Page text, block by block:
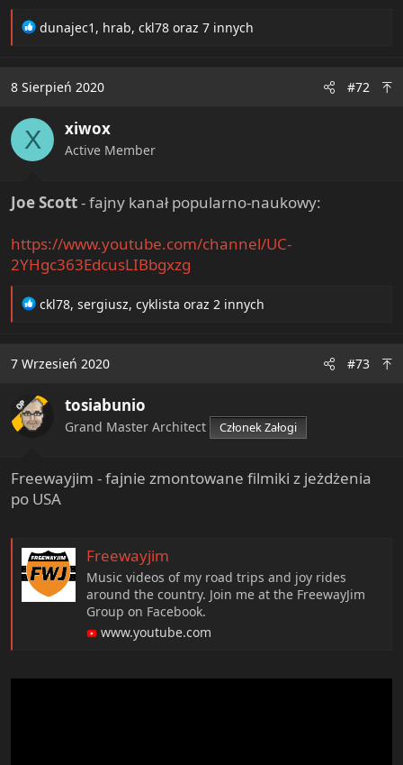
R
t
o
n
s
dunajec1 , hrab, ckl78 oraz 7 innych
8 Sierpień 2020 #72
X xiwox
Active Member
Joe Scott- fajny kanał popularno-naukowy:
https://www.youtube.com/channel/UC-
2YHgc363EdcusLIBbgxzg
R
t
o
n
ckl78, sergiusz, cyklista oraz 2 innych
7 Wrzesień 2020 #73
OP tosiabunio
Grand Master Architect Członek Załogi
Freewayjim - fajnie zmontowane filmiki z jeżdżenia
po USA
Freewayjim
Music videos of my road trips and joy rides
around the country. Join me at the FreewayJim
Group on Facebook.
www.youtube.com